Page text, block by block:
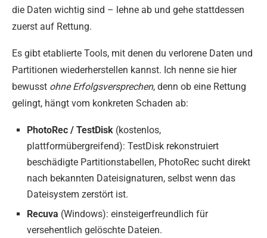
die Daten wichtig sind – lehne ab und gehe stattdessen
zuerst auf Rettung.
Es gibt etablierte Tools, mit denen du verlorene Daten und
Partitionen wiederherstellen kannst. Ich nenne sie hier
bewusst ohne Erfolgsversprechen, denn ob eine Rettung
gelingt, hängt vom konkreten Schaden ab:
PhotoRec / TestDisk (kostenlos,
plattformübergreifend): TestDisk rekonstruiert
beschädigte Partitionstabellen, PhotoRec sucht direkt
nach bekannten Dateisignaturen, selbst wenn das
Dateisystem zerstört ist.
Recuva (Windows): einsteigerfreundlich für
versehentlich gelöschte Dateien.